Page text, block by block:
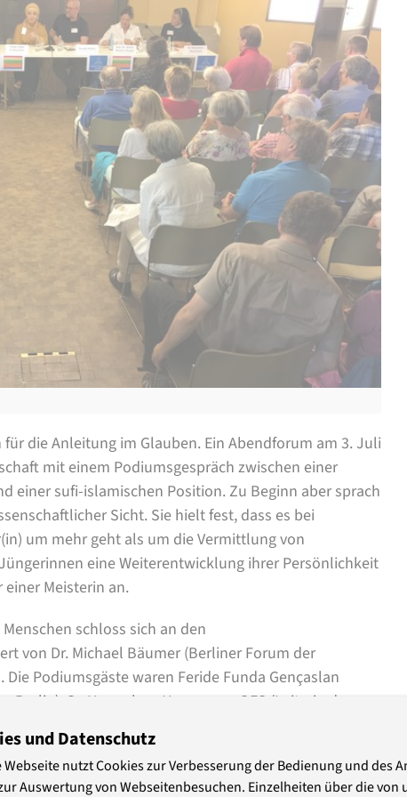
die Anleitung im Glauben. Ein Abendforum am 3. Juli
mit einem Podiumsgespräch zwischen einer
einer sufi-islamischen Position. Zu Beginn aber sprach
Sicht. Sie hielt fest, dass es bei
um mehr geht als um die Vermittlung von
eine Weiterentwicklung ihrer Persönlichkeit
Meisterin an.
schloss sich an den
von Dr. Michael Bäumer (Berliner Forum der
Podiumsgäste waren Feride Funda Gençaslan
Sr. Hannelore Huesmann OFS (Leiterin des
der buddhistischen Gemeinschaft Soka Gakkai
Meisterin oder als Schülerin betrachte, antwortete
Entscheidend sei, in der großen
und Datenschutz
Webseite nutzt Cookies zur Verbesserung der Bedienung und des
Auswertung von Webseitenbesuchen. Einzelheiten über die von